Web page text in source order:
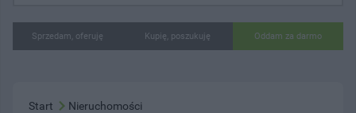
Sprzedam, oferuję Kupię, poszukuję Oddam za darmo
Start Nieruchomości